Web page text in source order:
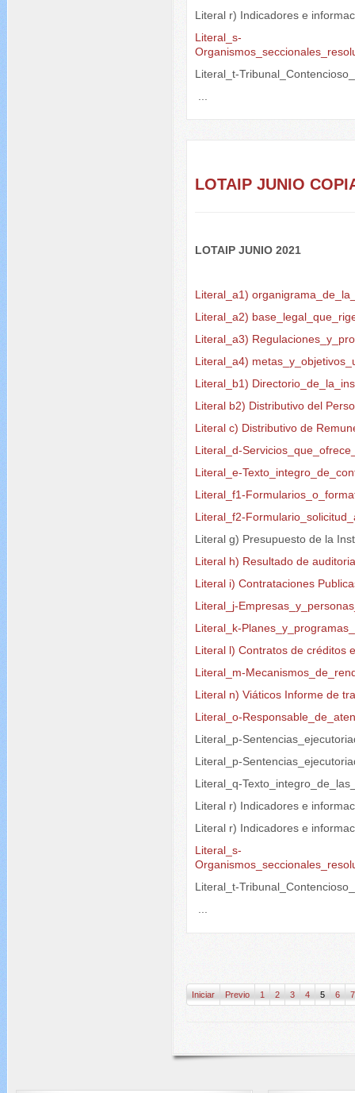
Literal r) Indicadores e
Literal_s-
Literal_t-
LOTAIP JUNIO
LOTAIP JUNIO 2021
Literal_a1)
Literal_a2)
Literal_a3)
Literal_a4)
Literal_b1)
Literal b2) Distributivo del
Literal c) Distributivo de
Literal_d-
Literal_e-
Literal_f1-
Literal_f2-
Literal g) Presupuesto de la
Literal h) Resultado de
Literal i) Contrataciones
Literal_j-
Literal_k-
Literal l) Contratos de créditos
Literal_m-
Literal n) Viáticos Informe de
Literal_o-
Literal_p-
Literal_p-
Literal_q-
Literal r) Indicadores e
Literal r) Indicadores e
Literal_s-
Literal_t-
...
Iniciar Previo 1 2 3 4 5 6 7